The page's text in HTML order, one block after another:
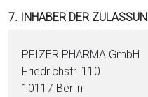
7. INHABER DER
PFIZER PHARMA GmbH
Friedrichstr. 110
10117 Berlin